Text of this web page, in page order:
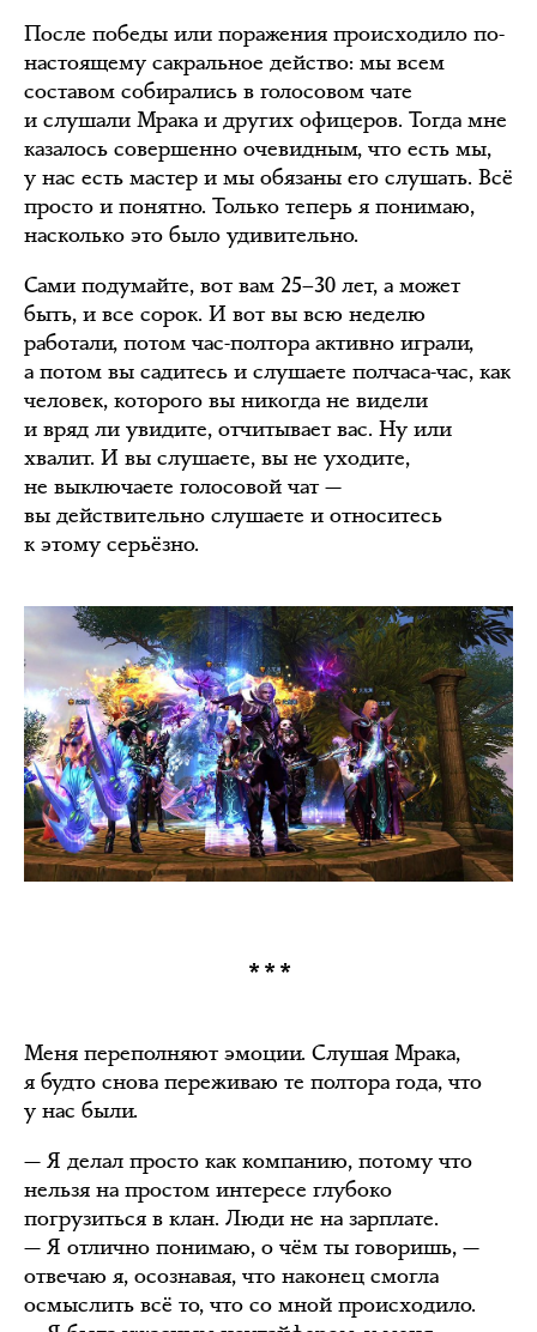
После победы или поражения происходило по-
настоящему сакральное действо: мы всем
составом собирались в голосовом чате
и слушали Мрака и других офицеров. Тогда мне
казалось совершенно очевидным, что есть мы,
у нас есть мастер и мы обязаны его слушать. Всё
просто и понятно. Только теперь я понимаю,
насколько это было удивительно.
Сами подумайте, вот вам 25–30 лет, а может
быть, и все сорок. И вот вы всю неделю
работали, потом час-полтора активно играли,
а потом вы садитесь и слушаете полчаса-час, как
человек, которого вы никогда не видели
и вряд ли увидите, отчитывает вас. Ну или
хвалит. И вы слушаете, вы не уходите,
не выключаете голосовой чат —
вы действительно слушаете и относитесь
к этому серьёзно.
***
Меня переполняют эмоции. Слушая Мрака,
я будто снова переживаю те полтора года, что
у нас были.
— Я делал просто как компанию, потому что
нельзя на простом интересе глубоко
погрузиться в клан. Люди не на зарплате.
— Я отлично понимаю, о чём ты говоришь, —
отвечаю я, осознавая, что наконец смогла
осмыслить всё то, что со мной происходило.